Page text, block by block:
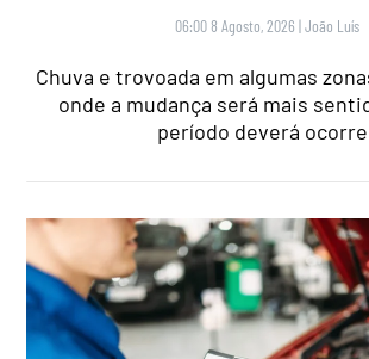
06:00 8 Agosto, 2026 |João Luís
Chuva e trovoada em algumas
onde a mudança será mais
período deverá